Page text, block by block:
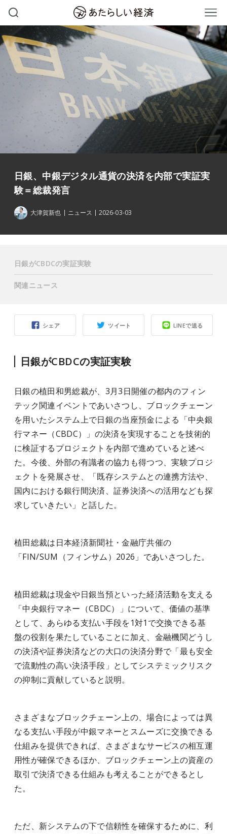
日銀、中銀デジタル通貨の決済を内部で実証実
験＝総裁発言
大津賀新也 ニュース 2026-03-03
シェア ツイート LINEで送る
日銀がCBDCの実証実験
日銀の植田和男総裁が、3月3日開催の都内のフィン
テック関連イベントであいさつし、ブロックチェーン
を用いたシステム上で日銀の当座預金による「中央銀
行マネー（CBDC）」の決済を実現することを技術的
に検証するプロジェクトを内部で進めていると述べ
た。今後、外部の有識者の協力も得つつ、実験プロジ
ェクトを発展させ、「既存システムとの連携方法や、
国内における銀行間決済、証券決済への活用なども探
求していきたい」と話した。
植田総裁は日本経済新聞社・金融庁共催の
「FIN/SUM（フィンサム）2026」であいさつした。
植田総裁は現金や日銀当預といった経済活動を支える
「中央銀行マネー（CBDC）」について、価値の基準
として、あらゆる支払い手段を1対1で交換できる基
盤の役割を果たしていることに加え、金融機関どうし
の決済や証券決済などの大口の決済分野で「最も安全
で流動性の高い決済手段」としてシステミックリスク
の抑制に貢献していると説明。
さまざまなブロックチェーン上の、場合によっては異
なる支払い手段が中銀マネーとスムーズに交換できる
仕組みを提供できれば、さまざまなサービスの相互運
用性が確保できるほか、ブロックチェーン上の資産の
取引で決済できる仕組みも考えることができるとし
た。
ただ、新システムの下で信頼性を確保するために、利
日銀がCBDCの実証実験
関連ニュース